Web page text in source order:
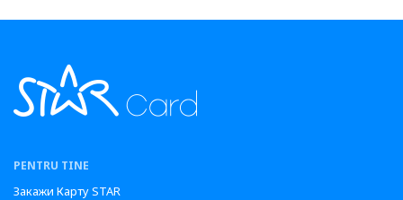
PENTRU TINE
Закажи Карту STAR